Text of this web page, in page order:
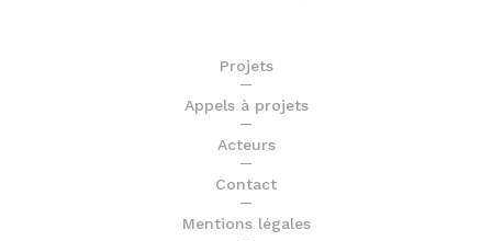
Projets
Appels à projets
Acteurs
Contact
Mentions légales